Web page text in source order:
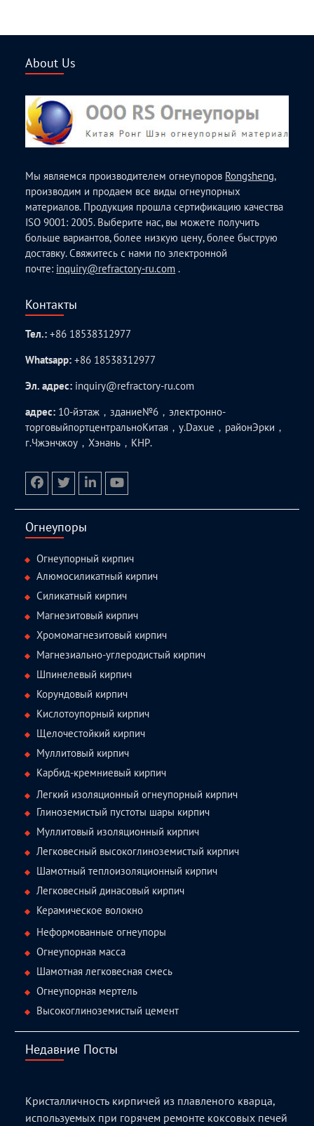
About Us
Мы являемся производителем огнеупоров Rongsheng,
производим и продаем все виды огнеупорных
материалов. Продукция прошла сертификацию качества
ISO 9001: 2005. Выберите нас, вы можете получить
больше вариантов, более низкую цену, более быструю
доставку. Свяжитесь с нами по электронной
почте: inquiry@refractory-ru.com .
Контакты
Тел.:+86 18538312977
Whatsapp:+86 18538312977
Эл. адрес: inquiry@refractory-ru.com
адрес: 10-йэтаж，здание№6，электронно-
торговыйпортцентральноКитая，у.Daxue，районЭрки，
г.Чжэнчжоу，Хэнань，КНР.
Огнеупоры
Огнеупорный кирпич
Алюмосиликатный кирпич
Силикатный кирпич
Магнезитовый кирпич
Хромомагнезитовый кирпич
Магнезиально-углеродистый кирпич
Шпинелевый кирпич
Корундовый кирпич
Кислотоупорный кирпич
Щелочестойкий кирпич
Муллитовый кирпич
Карбид-кремниевый кирпич
Легкий изоляционный огнеупорный кирпич
Глиноземистый пустоты шары кирпич
Муллитовый изоляционный кирпич
Легковесный высокоглиноземистый кирпич
Шамотный теплоизоляционный кирпич
Легковесный динасовый кирпич
Керамическое волокно
Неформованные огнеупоры
Огнеупорная масса
Шамотная легковесная смесь
Огнеупорная мертель
Высокоглиноземистый цемент
Недавние Посты
Кристалличность кирпичей из плавленого кварца,
используемых при горячем ремонте коксовых печей